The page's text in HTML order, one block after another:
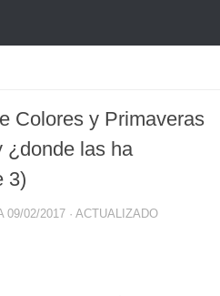
Colores y Primaveras
¿donde las ha
3)
09/02/2017 · ACTUALIZADO